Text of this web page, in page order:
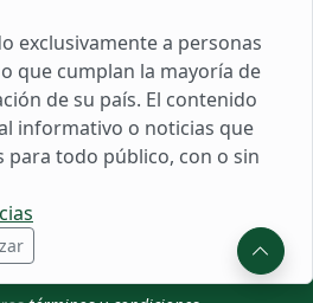
ofertas y mucho más.
exclusivamente a personas
que cumplan la mayoría de
de su país. El contenido
informativo o noticias que
para todo público, con o sin